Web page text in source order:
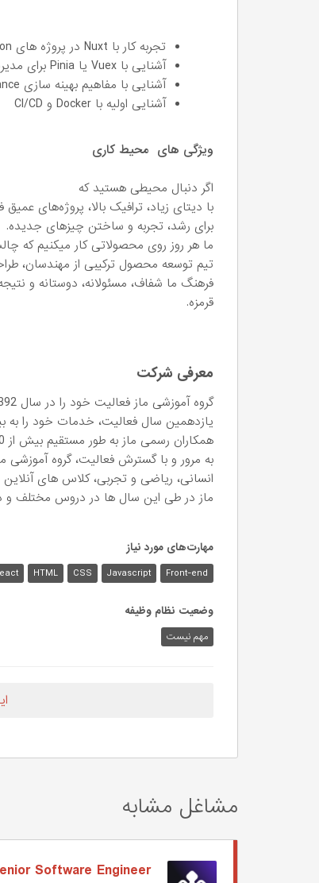
تجربه کار با Nuxt در پروژه های production (SSR، SEO، routing پیشرفته)
آشنایی با Vuex یا Pinia برای مدیریت state
آشنایی با مفاهیم بهینه سازی performance در فرانت (lazy loading، code splitting و ...)
آشنایی اولیه با Docker و CI/CD
ویژگی های محیط کاری
اگر دنبال محیطی هستید که
با دیتای زیاد، ترافیک بالا، پروژه‌های
برای رشد، تجربه و ساختن چیزهای جدیده.
ما هر روز روی محصولاتی کار میکنیم که
تیم توسعه محصول ترکیبی از مهندسان،
فرهنگ ما شفاف، مسئولانه، دوستانه و
قرمزه.
معرفی شرکت
یازدهمین سال فعالیت، خدمات خود را به بیش از 110 هزار نفر دانش آموز در سراسر
همکاران رسمی ماز به طور مستقیم بیش از 400 نفر و به طور غیر مستقیم بیش از 2500 نفر می باشد.
به مرور و با گسترش فعالیت، گروه آموزشی
انسانی، ریاضی و تجربی، کلاس های آنلاین
ماز در طی این سال ها در دروس مختلف و
مهارت‌های مورد نیاز
Front-end
Javascript
CSS
HTML
وضعیت نظام وظیفه
مهم‌ نیست
مشاغل مشابه
Software Engineer